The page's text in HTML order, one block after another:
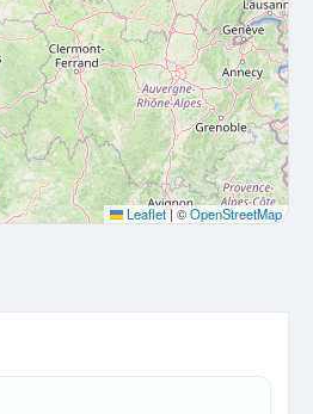
Leaflet| ©OpenStreetMap